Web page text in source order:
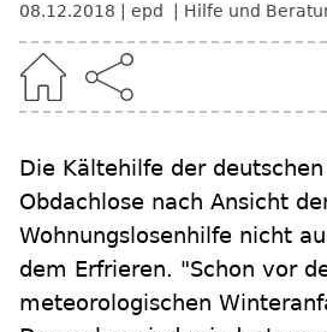
08.12.2018 epd Hilfe und
Die Kältehilfe der
Obdachlose nach Ansicht
Wohnungslosenhilfe nicht
dem Erfrieren. "Schon vor
meteorologischen